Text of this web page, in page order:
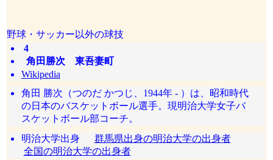
野球・サッカー以外の球技
4
角田勝次 東吾妻町
Wikipedia
角田 勝次（つのだ かつじ、1944年 - ）は、昭和時代
の日本のバスケットボール選手。現明治大学女子バ
スケットボール部コーチ。
明治大学出身 群馬県出身の明治大学の出身者
全国の明治大学の出身者